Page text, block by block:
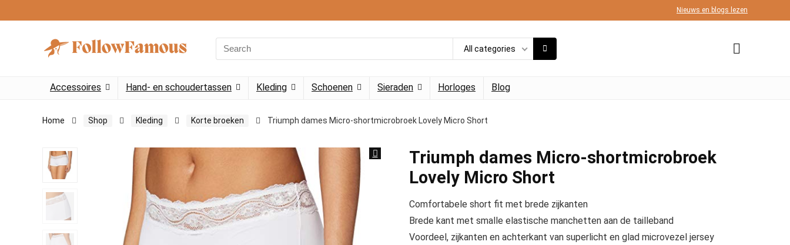
Nieuws en blogs lezen
Search
for:
All categories
Accessoires Hand- en schoudertassen Kleding Schoenen Sieraden Horloges Blog
Home Shop Kleding Korte broeken Triumph dames Micro-shortmicrobroek Lovely Micro Short
Triumph dames Micro-shortmicrobroek
Lovely Micro Short
Comfortabele short fit met brede zijkanten
Brede kant met smalle elastische manchetten aan de tailleband
Voordeel, zijkanten en achterkant van superlicht en glad microvezel jersey